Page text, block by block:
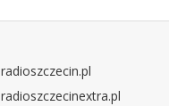
radioszczecin.pl
radioszczecinextra.pl